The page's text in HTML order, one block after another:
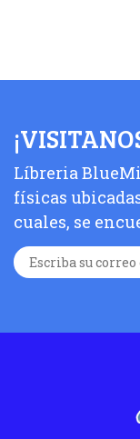
Líbreria
físicas
cuales, se